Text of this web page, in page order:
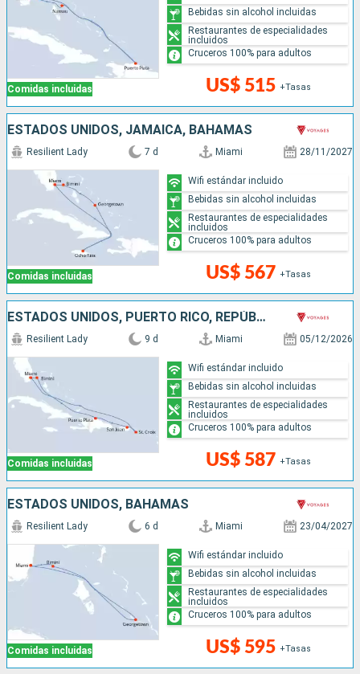
Comidas incluidas US$ 515 +Tasas
Bebidas sin alcohol incluidas
Restaurantes de especialidades
incluidos
Cruceros 100% para adultos
ESTADOS UNIDOS, JAMAICA, BAHAMAS
Comidas incluidas
Resilient Lady 7 d Miami 28/11/2027
US$ 567 +Tasas
Wifi estándar incluido
Bebidas sin alcohol incluidas
Restaurantes de especialidades
incluidos
Cruceros 100% para adultos
ESTADOS UNIDOS, PUERTO RICO, REPÚBLICA DOMINICANA, BAHAMAS
Comidas incluidas
Resilient Lady 9 d Miami 05/12/2026
US$ 587 +Tasas
Wifi estándar incluido
Bebidas sin alcohol incluidas
Restaurantes de especialidades
incluidos
Cruceros 100% para adultos
ESTADOS UNIDOS, BAHAMAS
Comidas incluidas
Resilient Lady 6 d Miami 23/04/2027
US$ 595 +Tasas
Wifi estándar incluido
Bebidas sin alcohol incluidas
Restaurantes de especialidades
incluidos
Cruceros 100% para adultos